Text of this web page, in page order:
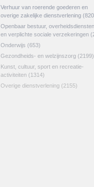
Verhuur van roerende goederen en
overige zakelijke dienstverlening
Openbaar bestuur, overheidsdiensten
en verplichte sociale verzekeringen
Onderwijs (653)
Gezondheids- en welzijnszorg (2199)
Kunst, cultuur, sport en recreatie-
activiteiten (1314)
Overige dienstverlening (2155)